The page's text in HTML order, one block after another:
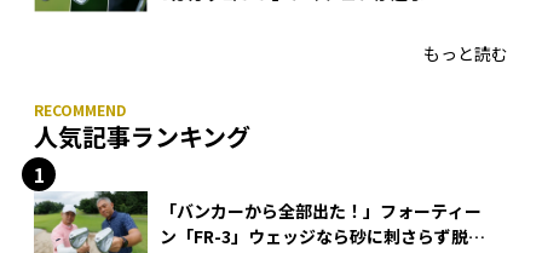
もっと読む
人気記事ランキング
「バンカーから全部出た！」フォーティー
ン「FR-3」ウェッジなら砂に刺さらず脱出